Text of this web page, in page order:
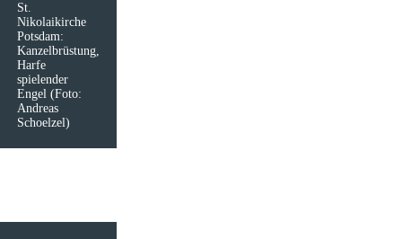
St.
Nikolaikirche
Potsdam:
Kanzelbrüstung,
Harfe
spielender
Engel (Foto:
Andreas
Schoelzel)